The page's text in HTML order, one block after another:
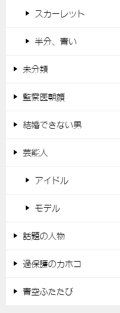
スカーレット
半分、青い
未分類
監察医朝顔
結婚できない男
芸能人
アイドル
モデル
話題の人物
過保護のカホコ
青空ふたたび